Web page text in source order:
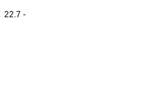
22.7 -